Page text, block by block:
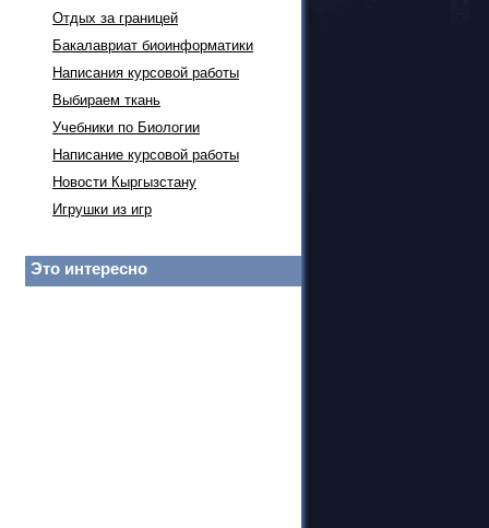
Отдых за границей
Бакалавриат биоинформатики
Написания курсовой работы
Выбираем ткань
Учебники по Биологии
Написание курсовой работы
Новости Кыргызстану
Игрушки из игр
Это интересно